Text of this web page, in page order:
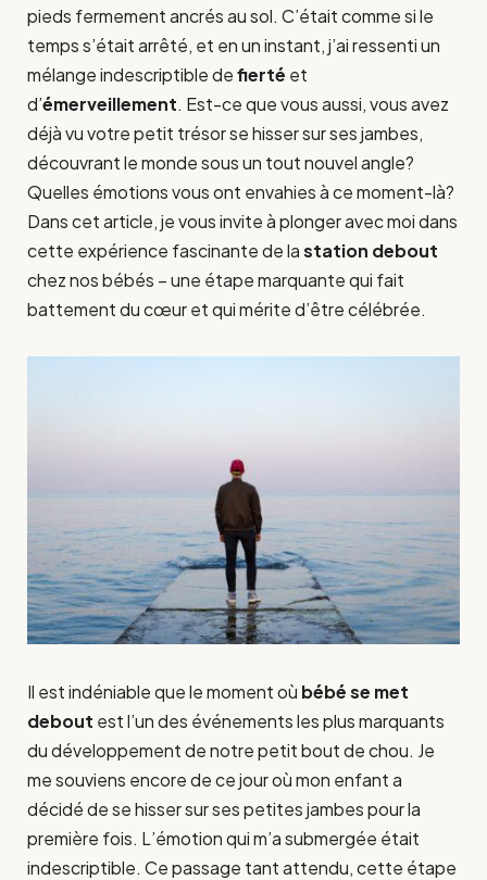
pieds fermement ancrés au sol. C’était comme si le
temps s’était arrêté, et en un instant, j’ai ressenti un
mélange indescriptible defierté et
d’émerveillement. Est-ce que vous aussi, vous avez
déjà vu votre petit trésor se hisser sur ses jambes,
découvrant le monde sous un tout nouvel angle?
Quelles émotions vous ont envahies à ce moment-là?
Dans cet article, je vous invite à plonger avec moi dans
cette expérience fascinante de lastation debout
chez nos bébés – une étape marquante qui fait
battement du cœur et qui mérite d’être célébrée.
Il est indéniable que le moment où bébé se met
debout est l’un des événements les plus marquants
du développement de notre petit bout de chou. Je
me souviens encore de ce jour où mon enfant a
décidé de se hisser sur ses petites jambes pour la
première fois. L’émotion qui m’a submergée était
indescriptible. Ce passage tant attendu, cette étape